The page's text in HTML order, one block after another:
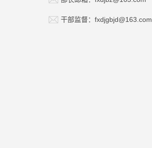
干部监督：fxdjgbjd@163.com